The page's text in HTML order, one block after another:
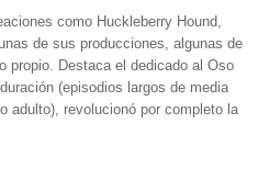
como Huckleberry Hound,
de sus producciones, algunas de
propio. Destaca el dedicado al Oso
(episodios largos de media
adulto), revolucionó por completo la